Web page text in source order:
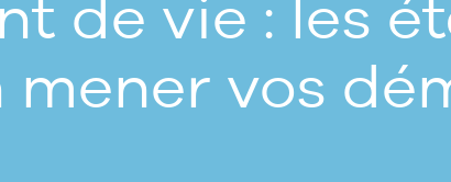
de vie : les
mener vos